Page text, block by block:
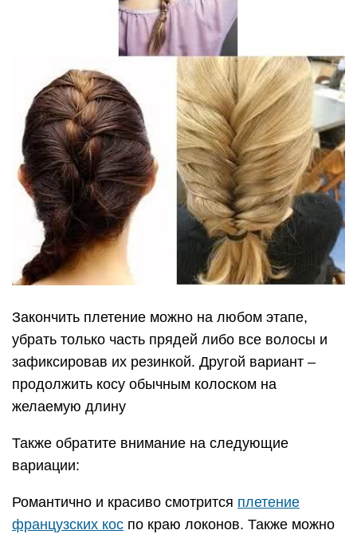
Закончить плетение можно на любом этапе,
убрать только часть прядей либо все волосы и
зафиксировав их резинкой. Другой вариант –
продолжить косу обычным колоском на
желаемую длину
Также обратите внимание на следующие
вариации:
Романтично и красиво смотрится плетение
французских кос по краю локонов. Также можно